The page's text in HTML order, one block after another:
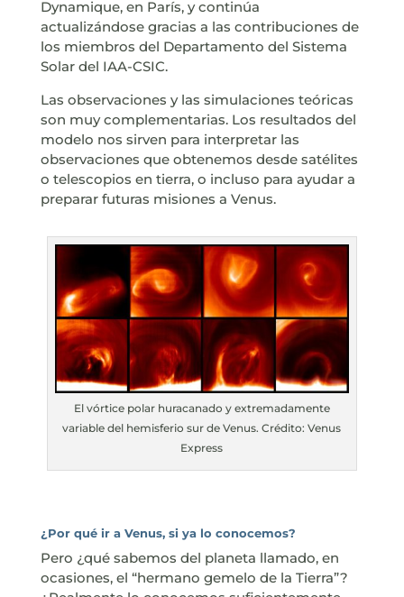
Dynamique, en París, y continúa
actualizándose gracias a las contribuciones de
los miembros del Departamento del Sistema
Solar del IAA-CSIC.
Las observaciones y las simulaciones teóricas
son muy complementarias. Los resultados del
modelo nos sirven para interpretar las
observaciones que obtenemos desde satélites
o telescopios en tierra, o incluso para ayudar a
preparar futuras misiones a Venus.
El vórtice polar huracanado y extremadamente
variable del hemisferio sur de Venus. Crédito: Venus
Express
¿Por qué ir a Venus, si ya lo conocemos?
Pero ¿qué sabemos del planeta llamado, en
ocasiones, el “hermano gemelo de la Tierra”?